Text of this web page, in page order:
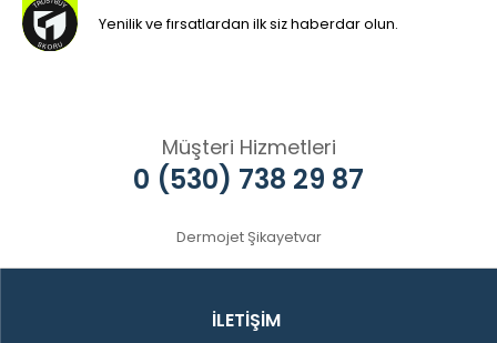
Yenilik ve fırsatlardan ilk siz haberdar olun.
Müşteri Hizmetleri
0 (530) 738 29 87
Dermojet Şikayetvar
İLETİŞİM